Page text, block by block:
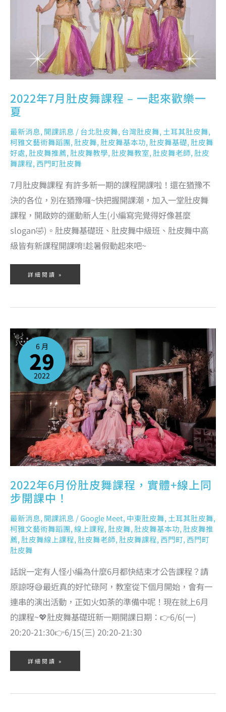
2022年7月肚皮舞課程 – 一起來歡樂一
夏
最新消息, 開課訊息 /台北肚皮舞, 台灣肚皮舞, 土耳其肚皮舞,
柯雅文藝術舞蹈團, 肚皮舞, 肚皮舞基本功, 肚皮舞基礎, 肚皮舞
好處, 肚皮舞推薦, 肚皮舞教學, 肚皮舞教室, 肚皮舞老師, 肚皮
舞課程, 西門町肚皮舞
7月肚皮舞課程 有許多新一期的課程開課啦！還在猶豫不
決的各位，別在猶豫囉~快把握開課潮，加入一堂肚皮舞
課程，開啟妳的運動新人生(小編寫完覺得好像甚麼
slogan🤣)。肚皮舞基礎班、肚皮舞中級班、肚皮舞中高
級皆有新課程開課唷!趁暑假動起來吧~
詳細閱讀 »
6 月
29
2022
2022年6月份肚皮舞課程，實體+線上同
步開課中！
最新消息, 開課訊息 /Google Meet, 中東肚皮舞, 土耳其肚皮舞,
柯雅文藝術舞蹈團,線上課程, 肚皮舞, 肚皮舞基本功, 肚皮舞推
薦, 肚皮舞線上課程, 肚皮舞老師, 肚皮舞課程, 西門町, 西門町
肚皮舞
話說一定有人怪小編為什麼6月都快結束才公告課程？請
原諒呀😅最近真的好忙碌阿，教室從下個月開始，會有一
連串的演出活動，正如火如荼的準備中呢！現在就上6月
的課程~💖肚皮舞基礎班新一期開課日期：👉6/6(一)
20:20-21:30👉6/15(三) 20:20-21:30
2022
年
6
肚
皮
舞
課
程，
實
+線
上
同
步
開
詳細閱讀 »